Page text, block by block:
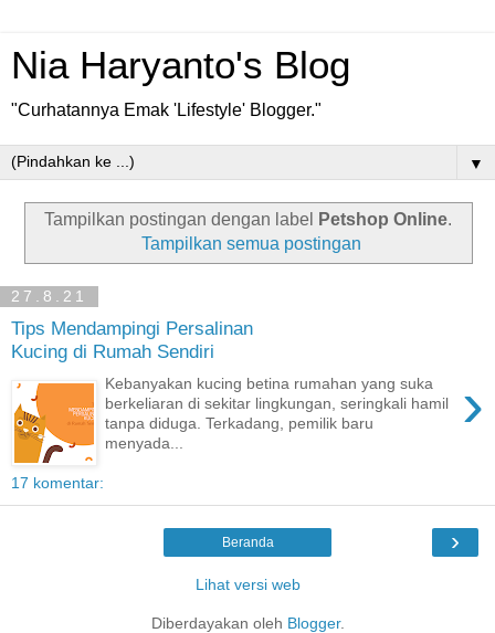
Nia Haryanto's Blog
"Curhatannya Emak 'Lifestyle' Blogger."
▼
Tampilkan postingan dengan label Petshop Online.
Tampilkan semua postingan
27.8.21
Tips Mendampingi Persalinan
Kucing di Rumah Sendiri
›
Kebanyakan kucing betina rumahan yang suka
berkeliaran di sekitar lingkungan, seringkali hamil
tanpa diduga. Terkadang, pemilik baru
menyada...
17 komentar:
›
Beranda
Lihat versi web
Diberdayakan oleh Blogger.